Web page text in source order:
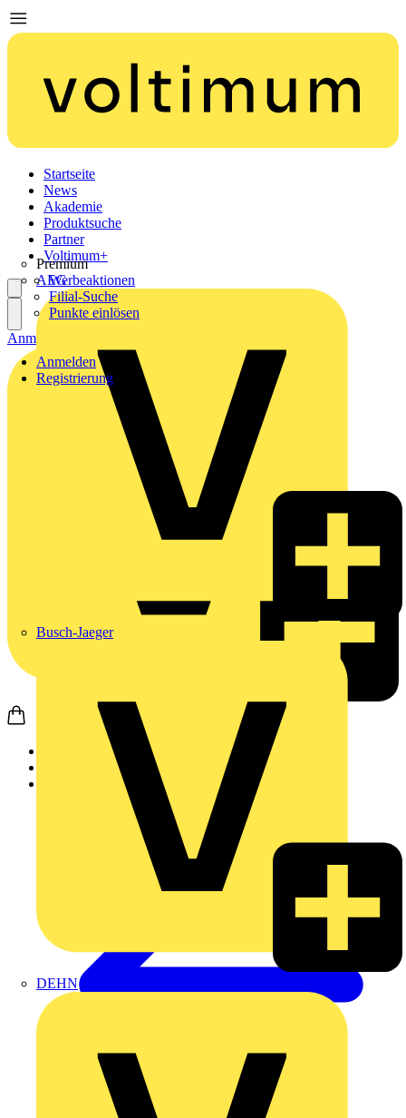
Startseite
News
Akademie
Produktsuche
Partner
Premium
AEG
Busch-Jaeger
DEHN
Voltimum+
Werbeaktionen
Filial-Suche
Punkte einlösen
Anmelden
Registrierung
Anmelden